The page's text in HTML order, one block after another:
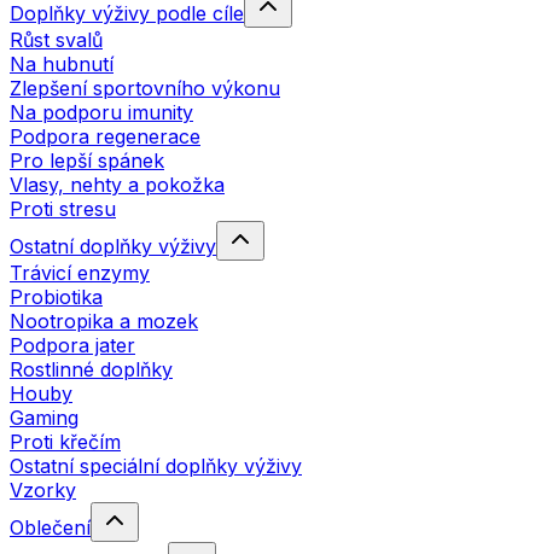
Doplňky výživy podle cíle
Růst svalů
Na hubnutí
Zlepšení sportovního výkonu
Na podporu imunity
Podpora regenerace
Pro lepší spánek
Vlasy, nehty a pokožka
Proti stresu
Ostatní doplňky výživy
Trávicí enzymy
Probiotika
Nootropika a mozek
Podpora jater
Rostlinné doplňky
Houby
Gaming
Proti křečím
Ostatní speciální doplňky výživy
Vzorky
Oblečení